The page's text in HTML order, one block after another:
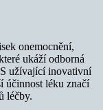
onemocnění,
ukáží odborná
užívající inovativní
účinnost léku značí
léčby.